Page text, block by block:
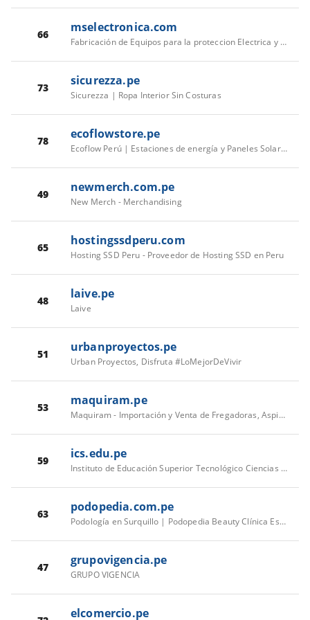
66 mselectronica.com
Fabricación de Equipos para la proteccion Electrica y Electronica.
73 sicurezza.pe
Sicurezza | Ropa Interior Sin Costuras
78 ecoflowstore.pe
Ecoflow Perú | Estaciones de energía y Paneles Solares
49 newmerch.com.pe
New Merch - Merchandising
65 hostingssdperu.com
Hosting SSD Peru - Proveedor de Hosting SSD en Peru
48 laive.pe
Laive
51 urbanproyectos.pe
Urban Proyectos, Disfruta #LoMejorDeVivir
53 maquiram.pe
Maquiram - Importación y Venta de Fregadoras, Aspiradoreas y Barredoras Industriales. | Maquiram - Importación y Venta de Fregadoras, Aspiradoreas y Barredoras Industriales.
59 ics.edu.pe
Instituto de Educación Superior Tecnológico Ciencias de la Salud | ICS Pucallpa
63 podopedia.com.pe
Podología en Surquillo | Podopedia Beauty Clínica Especializada en Pies
47 grupovigencia.pe
GRUPO VIGENCIA
elcomercio.pe